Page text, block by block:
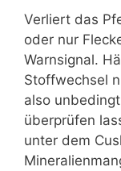
Verliert das
oder nur
Warnsignal.
Stoffwechsel
also
überprüfen
unter dem